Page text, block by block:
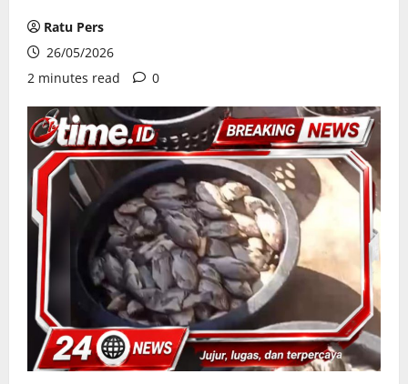
Ratu Pers
26/05/2026
2 minutes read
0